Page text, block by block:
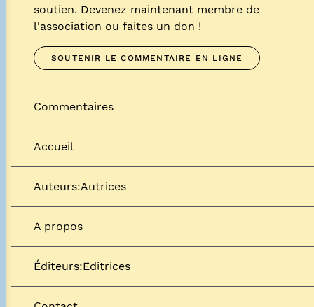
soutien. Devenez maintenant membre de
l'association ou faites un don !
SOUTENIR LE COMMENTAIRE EN LIGNE
Commentaires
Accueil
Auteurs:Autrices
A propos
Éditeurs:Editrices